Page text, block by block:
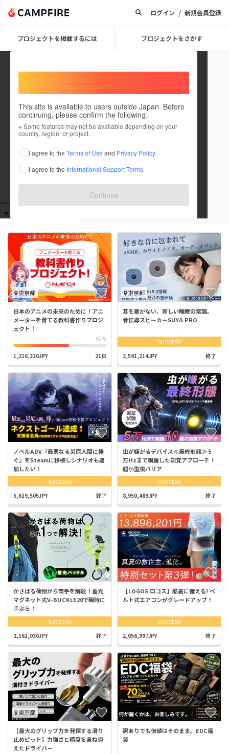
ログイン / 新規会員登録
プロジェクトを掲載するには プロジェクトをさがす
This site is available to users outside Japan. Before
continuing, please confirm the following.
※ Some features may not be available depending on your
country, region, or project.
I agree to the Terms of Use and Privacy Policy.
I agree to the International Support Terms.
Continue
410
出身国：日本 出身地：神奈川県
東京都
日本のアニメの未来のために！アニ
メーターを育てる教科書作りプロジ
ェクト！
60%
1,216,320JPY 21日
東京都
耳を塞がない、新しい睡眠の常識。
骨伝導スピーカーSUYA PRO
SUCCESS
2,591,214JPY 終了
ノベルADV『最悪なる災厄人間に捧
ぐ』をSteamに移植しシナリオも追
加したい！
SUCCESS
5,619,505JPY 終了
虫が嫌がるデバイス≪最終形態≫５
万Hzまで網羅した知覚アプローチ！
超小型虫バリア
SUCCESS
8,950,489JPY 終了
かさばる荷物から両手を解放！蓄光
マグネット式V-BUCKLE20で瞬時に
手ぶら！
SUCCESS
2,161,030JPY 終了
【LOGOS ロゴス】酷暑に備える! ベ
ルト式エアコンがグレードアップ！
SUCCESS
2,056,997JPY 終了
東京都
【最大のグリップ力を発揮する滑り
止めビット】力強さと精度を兼ね備
えたドライバー
訳ありでも価値はそのまま。EDC福
袋